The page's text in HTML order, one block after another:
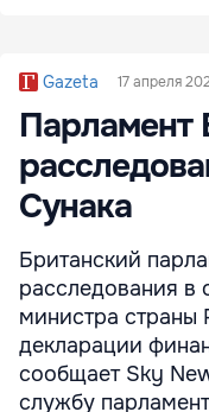
Gazeta 17 апреля
Парламент
Сунака
Британский
расследования в
министра
декларации
сообщает Sky
службу